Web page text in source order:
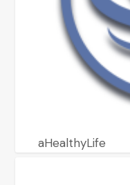
aHealthyLife